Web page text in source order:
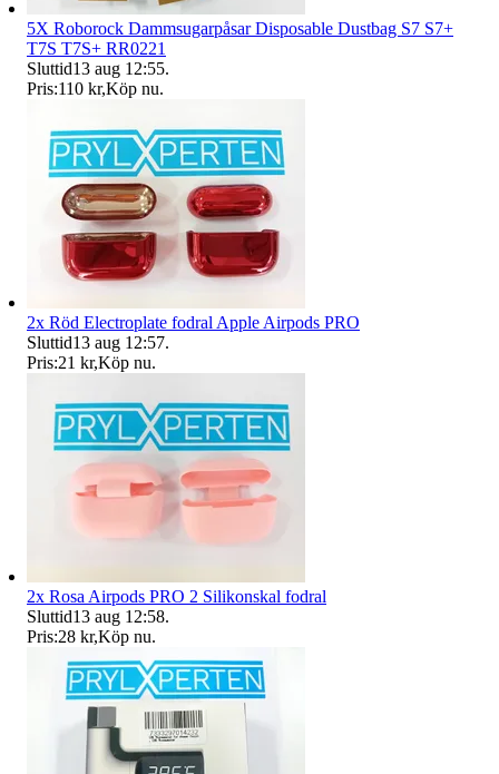
5X Roborock Dammsugarpåsar Disposable Dustbag S7 S7+
T7S T7S+ RR0221
Sluttid13 aug 12:55.
Pris:110 kr,Köp nu.
2x Röd Electroplate fodral Apple Airpods PRO
Sluttid13 aug 12:57.
Pris:21 kr,Köp nu.
2x Rosa Airpods PRO 2 Silikonskal fodral
Sluttid13 aug 12:58.
Pris:28 kr,Köp nu.